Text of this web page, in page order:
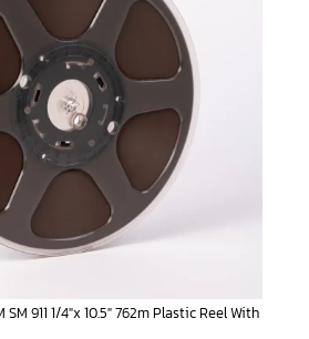
911 1/4″x 10.5″ 762m Plastic Reel With